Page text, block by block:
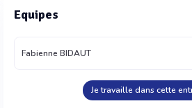
Equipes
Fabienne BIDAUT
Je travaille dans cette